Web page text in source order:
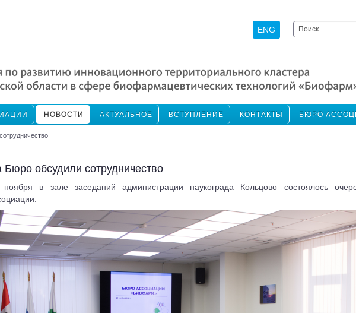
Искать...
ENG
НОВОСТИ АКТУАЛЬНОЕ ВСТУПЛЕНИЕ КОНТАКТЫ БЮРО
Бюро обсудили сотрудничество
в зале заседаний администрации наукограда Кольцово состоялось